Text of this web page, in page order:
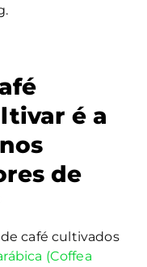
é a
de
café cultivados
(Coffea